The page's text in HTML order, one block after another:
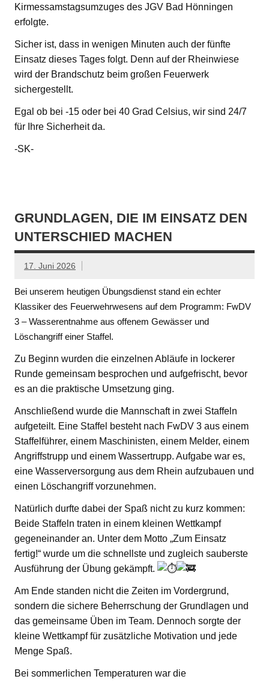
Kirmessamstagsumzuges des JGV Bad Hönningen
erfolgte.
Sicher ist, dass in wenigen Minuten auch der fünfte
Einsatz dieses Tages folgt. Denn auf der Rheinwiese
wird der Brandschutz beim großen Feuerwerk
sichergestellt.
Egal ob bei -15 oder bei 40 Grad Celsius, wir sind 24/7
für Ihre Sicherheit da.
-SK-
GRUNDLAGEN, DIE IM EINSATZ DEN
UNTERSCHIED MACHEN
17. Juni 2026
Bei unserem heutigen Übungsdienst stand ein echter
Klassiker des Feuerwehrwesens auf dem Programm: FwDV
3 – Wasserentnahme aus offenem Gewässer und
Löschangriff einer Staffel.
Zu Beginn wurden die einzelnen Abläufe in lockerer
Runde gemeinsam besprochen und aufgefrischt, bevor
es an die praktische Umsetzung ging.
Anschließend wurde die Mannschaft in zwei Staffeln
aufgeteilt. Eine Staffel besteht nach FwDV 3 aus einem
Staffelführer, einem Maschinisten, einem Melder, einem
Angriffstrupp und einem Wassertrupp. Aufgabe war es,
eine Wasserversorgung aus dem Rhein aufzubauen und
einen Löschangriff vorzunehmen.
Natürlich durfte dabei der Spaß nicht zu kurz kommen:
Beide Staffeln traten in einem kleinen Wettkampf
gegeneinander an. Unter dem Motto „Zum Einsatz
fertig!“ wurde um die schnellste und zugleich sauberste
Ausführung der Übung gekämpft.
Am Ende standen nicht die Zeiten im Vordergrund,
sondern die sichere Beherrschung der Grundlagen und
das gemeinsame Üben im Team. Dennoch sorgte der
kleine Wettkampf für zusätzliche Motivation und jede
Menge Spaß.
Bei sommerlichen Temperaturen war die